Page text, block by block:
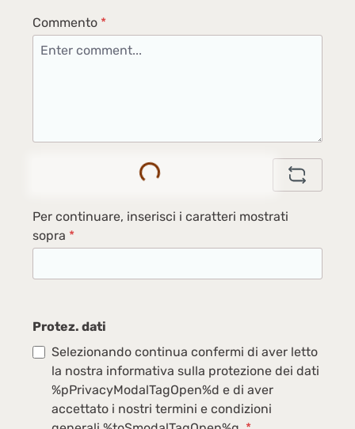
Commento *
Loading...
Per continuare, inserisci i caratteri mostrati
sopra *
Protez. dati
Selezionando continua confermi di aver letto
la nostra informativa sulla protezione dei dati
%pPrivacyModalTagOpen%d e di aver
accettato i nostri termini e condizioni